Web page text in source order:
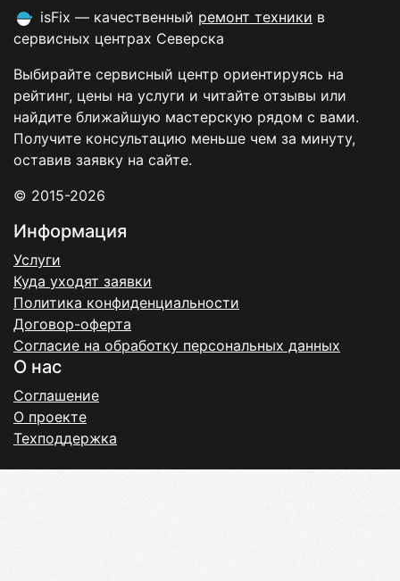
isFix — качественный ремонт техники в
сервисных центрах Северска
Выбирайте сервисный центр ориентируясь на
рейтинг, цены на услуги и читайте отзывы или
найдите ближайшую мастерскую рядом с вами.
Получите консультацию меньше чем за минуту,
оставив заявку на сайте.
© 2015-2026
Информация
Услуги
Куда уходят заявки
Политика конфиденциальности
Договор-оферта
Согласие на обработку персональных данных
О нас
Соглашение
О проекте
Техподдержка